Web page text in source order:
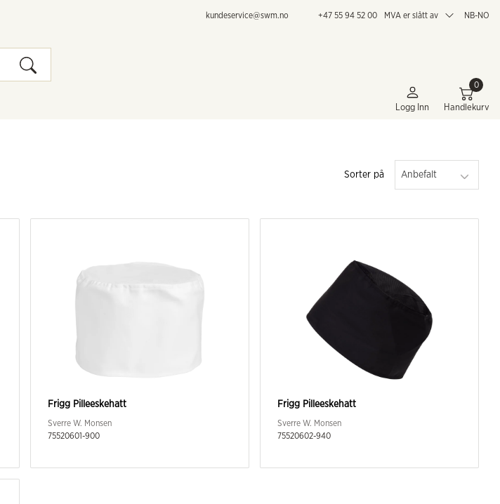
kundeservice@swm.no +47 55 94 52 00 MVA er slått av NB-NO
Logg Inn
0
Handlekurv
Sorter på Anbefalt
Frigg Pilleeskehatt
Sverre W. Monsen
75520601-900
Frigg Pilleeskehatt
Sverre W. Monsen
75520602-940